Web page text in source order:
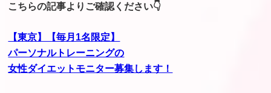
こちらの記事よりご確認ください👇
【東京】【毎月1名限定】
パーソナルトレーニングの
女性ダイエットモニター募集します！